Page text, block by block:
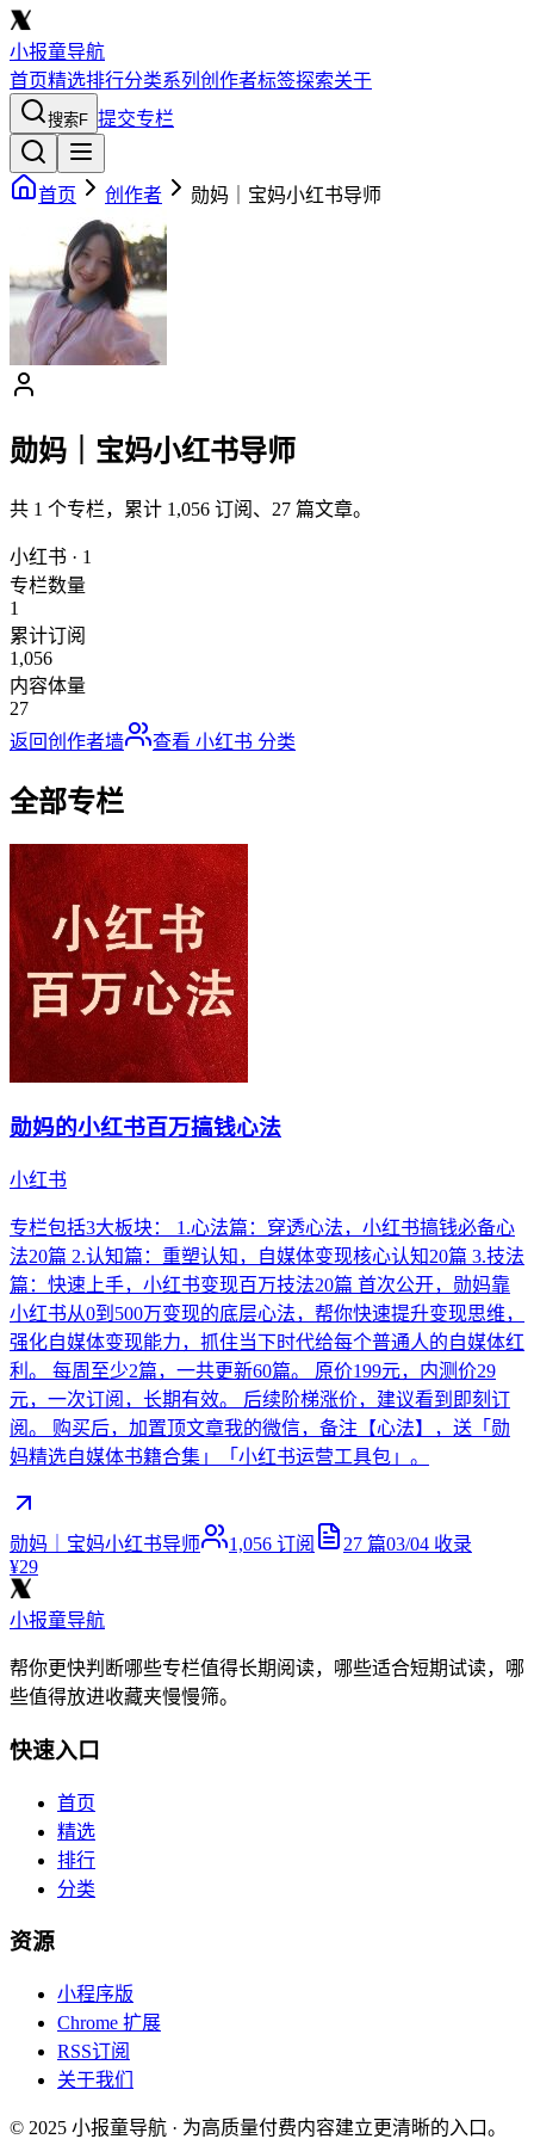
小报童导航
首页精选排行分类系列 创作者标签探索关于
搜索F 提交专栏
首页 创作者 勋妈｜宝妈小红书导师
勋妈｜宝妈小红书导师
共 1 个专栏，累计 1,056 订阅、 27 篇文章。
小红书 · 1
专栏数量
1
累计订阅
1,056
内容体量
27
返回创作者墙
查看 小红书 分类
全部专栏
勋妈的小红书百万搞钱心法
小红书
专栏包括3大板块： 1.心法篇：穿透心法，小红书搞钱必备心
法20篇 2.认知篇：重塑认知，自媒体变现核心认知20篇 3.技法
篇：快速上手，小红书变现百万技法20篇 首次公开，勋妈靠
小红书从0到500万变现的底层心法，帮你快速提升变现思维，
强化自媒体变现能力，抓住当下时代给每个普通人的自媒体红
利。 每周至少2篇，一共更新60篇。 原价199元，内测价29
元，一次订阅，长期有效。 后续阶梯涨价，建议看到即刻订
阅。 购买后，加置顶文章我的微信，备注【心法】，送「勋
妈精选自媒体书籍合集」「小红书运营工具包」。
勋妈｜宝妈小红书导师 1,056 订阅 27 篇03/04 收录
¥29
小报童导航
帮你更快判断哪些专栏值得长期阅读，哪些适合短期试读，哪
些值得放进收藏夹慢慢筛。
快速入口
首页
精选
排行
分类
资源
小程序版
Chrome 扩展
RSS订阅
关于我们
© 2025 小报童导航 · 为高质量付费内容建立更清晰的入口。